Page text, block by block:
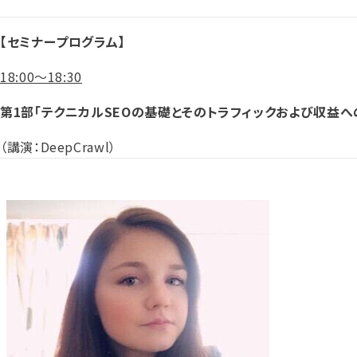
【セミナープログラム】
18:00〜18:30
第1部「テクニカルSEOの基礎とそのトラフィックおよび収益へ
（講演：DeepCrawl）